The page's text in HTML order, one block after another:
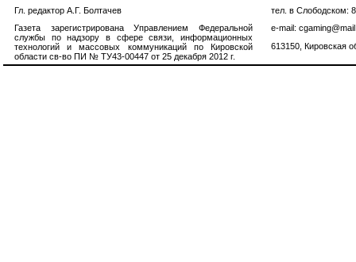
Гл. редактор А.Г. Болтачев
Газета зарегистрирована Управлением Федеральной
службы по надзору в сфере связи, информационных
технологий и массовых коммуникаций по Кировской
области св-во ПИ № ТУ43-00447 от 25 декабря 2012 г.
тел. в Слободском:
e-mail:
613150, Кировская